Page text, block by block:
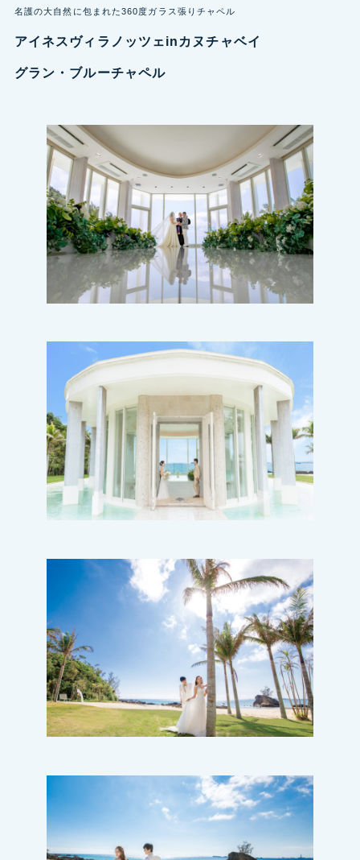
名護の大自然に包まれた360度ガラス張りチャペル
アイネスヴィラノッツェinカヌチャベイ
グラン・ブルーチャペル